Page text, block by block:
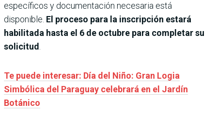
específicos y documentación necesaria está
disponible. El proceso para la inscripción estará
habilitada hasta el 6 de octubre para completar su
solicitud
Te puede interesar: Día del Niño: Gran Logia
Simbólica del Paraguay celebrará en el Jardín
Botánico